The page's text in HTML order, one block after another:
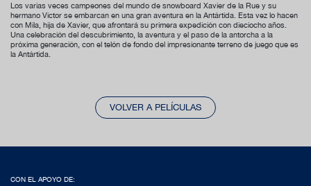
Los varias veces campeones del mundo de snowboard Xavier de la Rue y su
hermano Victor se embarcan en una gran aventura en la Antártida. Esta vez lo hacen
con Mila, hija de Xavier, que afrontará su primera expedición con dieciocho años.
Una celebración del descubrimiento, la aventura y el paso de la antorcha a la
próxima generación, con el telón de fondo del impresionante terreno de juego que es
la Antártida.
VOLVER A PELÍCULAS
CON EL APOYO DE: